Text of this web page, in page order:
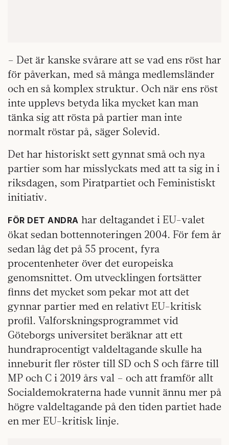
– Det är kanske svårare att se vad ens röst har
för påverkan, med så många medlemsländer
och en så komplex struktur. Och när ens röst
inte upplevs betyda lika mycket kan man
tänka sig att rösta på partier man inte
normalt röstar på, säger Solevid.
Det har historiskt sett gynnat små och nya
partier som har misslyckats med att ta sig in i
riksdagen, som Piratpartiet och Feministiskt
initiativ.
FÖR DET ANDRA har deltagandet i EU-valet
ökat sedan bottennoteringen 2004. För fem år
sedan låg det på 55 procent, fyra
procentenheter över det europeiska
genomsnittet. Om utvecklingen fortsätter
finns det mycket som pekar mot att det
gynnar partier med en relativt EU-kritisk
profil. Valforskningsprogrammet vid
Göteborgs universitet beräknar att ett
hundraprocentigt valdeltagande skulle ha
inneburit fler röster till SD och S och färre till
MP och C i 2019 års val – och att framför allt
Socialdemokraterna hade vunnit ännu mer på
högre valdeltagande på den tiden partiet hade
en mer EU-kritisk linje.